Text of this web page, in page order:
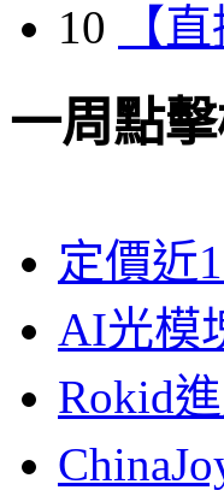
10
【
一周點
定價近
AI光模
Rokid